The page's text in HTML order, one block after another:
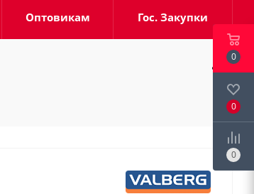
Оптовикам Гос. Закупки
0
0
0